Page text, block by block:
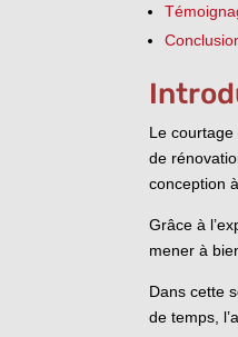
Le
de
conception
Grâce à
mener à
Dans cette
de temps,